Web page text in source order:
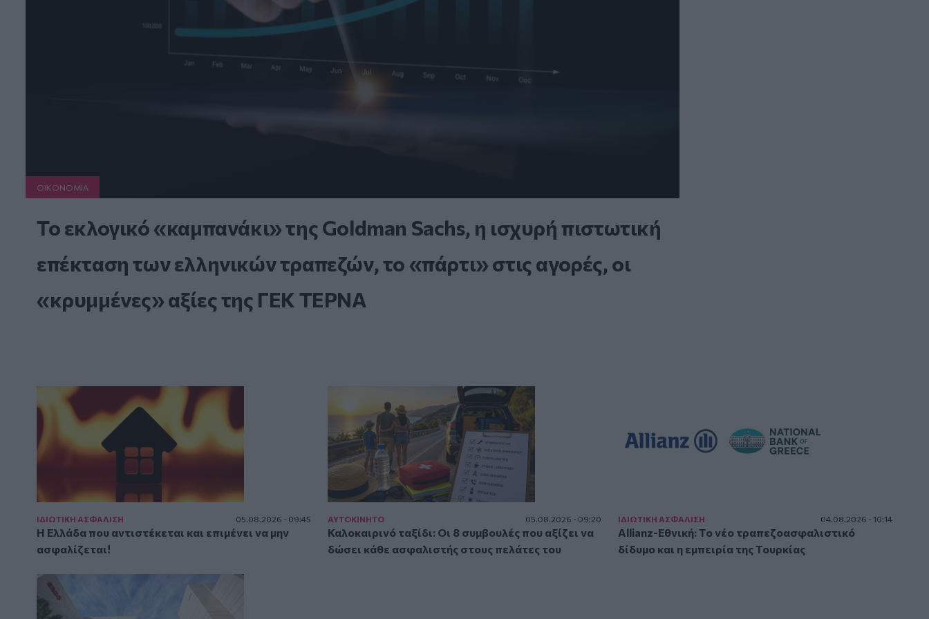
ΟΙΚΟΝΟΜΙΑ
Το εκλογικό «καμπανάκι» της Goldman Sachs, η ισχυρή πιστωτική
επέκταση των ελληνικών τραπεζών, το «πάρτι» στις αγορές, οι
«κρυμμένες» αξίες της ΓΕΚ ΤΕΡΝΑ
ΙΔΙΩΤΙΚΗ ΑΣΦAΛΙΣΗ 05.08.2026 - 09:45
Η Ελλάδα που αντιστέκεται και επιμένει να μην
ασφαλίζεται!
ΑΥΤΟΚΙΝΗΤΟ 05.08.2026 - 09:20
Καλοκαιρινό ταξίδι: Οι 8 συμβουλές που αξίζει να
δώσει κάθε ασφαλιστής στους πελάτες του
ΙΔΙΩΤΙΚΗ ΑΣΦAΛΙΣΗ 04.08.2026 - 10:14
Allianz-Εθνική: Το νέο τραπεζοασφαλιστικό
δίδυμο και η εμπειρία της Τουρκίας